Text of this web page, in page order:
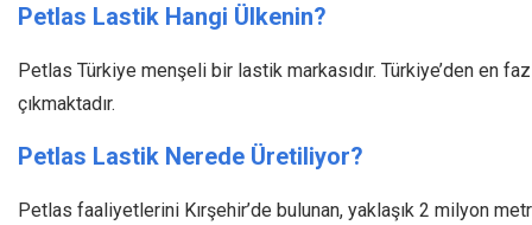
Petlas Lastik Hangi Ülkenin?
Petlas Türkiye menşeli bir lastik markasıdır. Türkiye’den en
çıkmaktadır.
Petlas Lastik Nerede Üretiliyor?
Petlas faaliyetlerini Kırşehir’de bulunan, yaklaşık 2 milyon